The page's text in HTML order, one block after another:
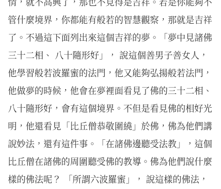
管什麼境界，你都能有般若的智慧觀察，那就是吉祥
了。不過這下面列出來這個吉祥的夢。「夢中見諸佛
三十二相、 八十隨形好」， 說這個善男子善女人，
他學習般若波羅蜜的法門，他又能夠弘揚般若法門，
他做夢的時候，他會在夢裡面看見了佛的三十二相、
八十隨形好，會有這個境界。不但是看見佛的相好光
明，他還看見「比丘僧恭敬圍繞」於佛，佛為他們講
說妙法，還有這件事。「在諸佛邊聽受法教」，這個
比丘僧在諸佛的周圍聽受佛的教導。佛為他們說什麼
樣的佛法呢？ 「所謂六波羅蜜」， 說這樣的佛法，